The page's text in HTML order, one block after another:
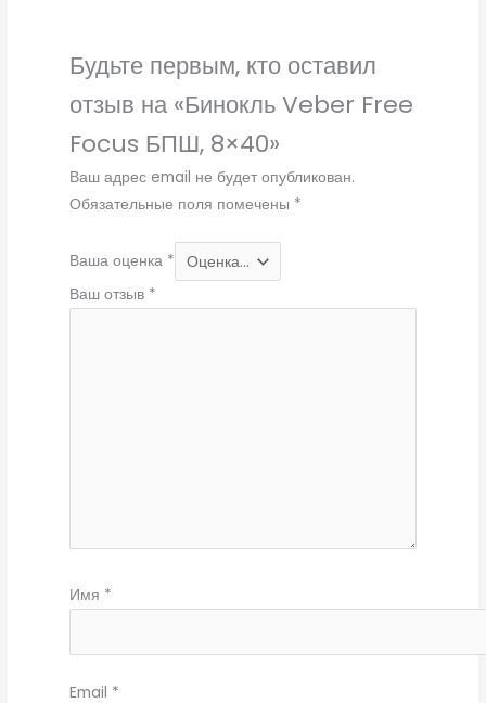
Будьте первым, кто оставил
отзыв на «Бинокль Veber Free
Focus БПШ, 8×40»
Ваш адрес email не будет опубликован.
Обязательные поля помечены *
Ваша оценка *
Ваш отзыв *
Имя *
Email *